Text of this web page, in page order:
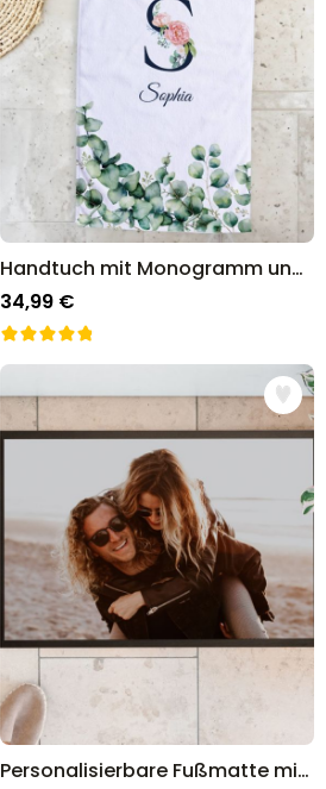
Handtuch mit Monogramm und Text
34,99 €
Personalisierbare Fußmatte mit Foto